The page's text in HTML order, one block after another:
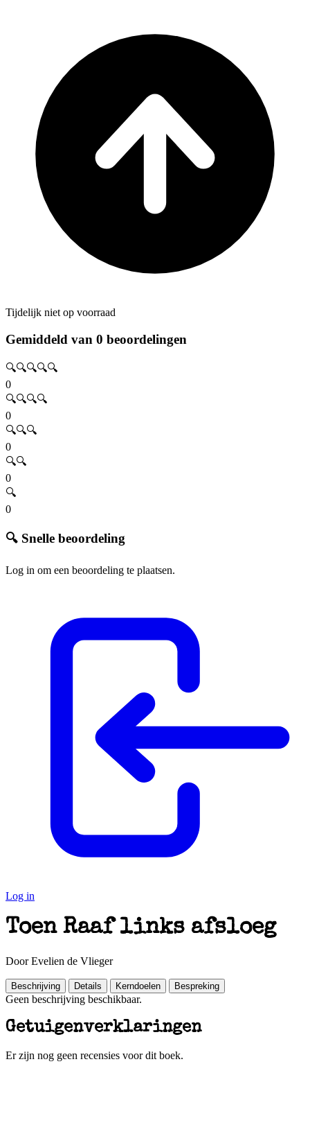
Tijdelijk niet op voorraad
Gemiddeld van 0 beoordelingen
🔍🔍🔍🔍🔍
0
🔍🔍🔍🔍
0
🔍🔍🔍
0
🔍🔍
0
🔍
0
🔍 Snelle beoordeling
Log in om een beoordeling te plaatsen.
Log in
Toen Raaf links afsloeg
Door Evelien de Vlieger
Beschrijving Details Kerndoelen Bespreking
Geen beschrijving beschikbaar.
Getuigenverklaringen
Er zijn nog geen recensies voor dit boek.